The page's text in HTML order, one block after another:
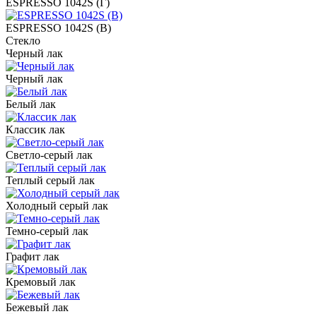
ESPRESSO 1042S (В)
Стекло
Черный лак
Черный лак
Белый лак
Классик лак
Светло-серый лак
Теплый серый лак
Холодный серый лак
Темно-серый лак
Графит лак
Кремовый лак
Бежевый лак